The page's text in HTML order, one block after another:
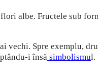
albe. Fructele sub
Spre exemplu,
i însă simbolismul.